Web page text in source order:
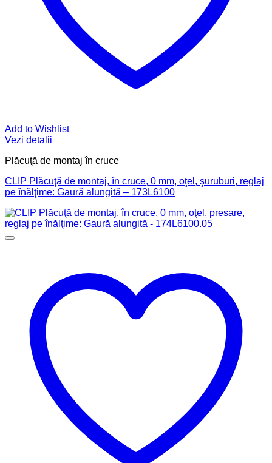
Add to Wishlist
Vezi detalii
Plăcuţă de montaj în cruce
CLIP Plăcuţă de montaj, în cruce, 0 mm, oţel, şuruburi, reglaj
pe înălţime: Gaură alungită – 173L6100